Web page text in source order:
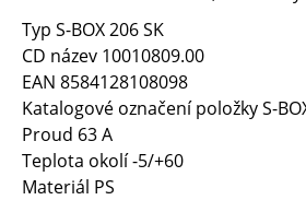
Typ S-BOX 206 SK
CD název 10010809.00
EAN 8584128108098
Katalogové označení položkyS-
Proud 63 A
Teplota okolí-5/+60
Materiál PS